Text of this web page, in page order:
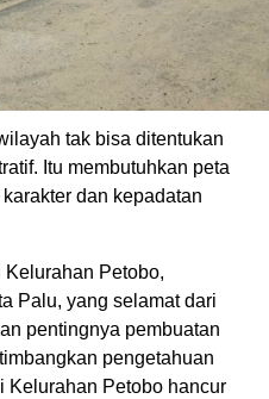
tak bisa ditentukan
Itu membutuhkan peta
dan kepadatan
Petobo,
Palu, yang selamat dari
pentingnya pembuatan
pengetahuan
Kelurahan Petobo hancur